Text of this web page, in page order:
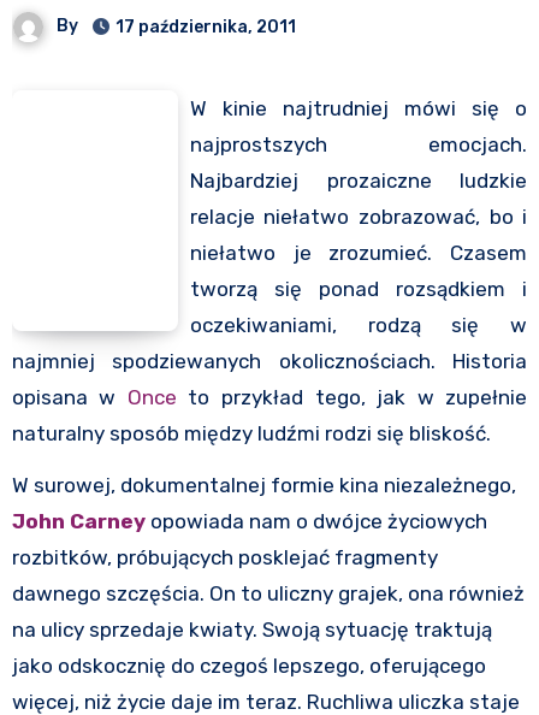
By 17 października, 2011
W kinie najtrudniej mówi się o
najprostszych emocjach.
Najbardziej prozaiczne ludzkie
relacje niełatwo zobrazować, bo i
niełatwo je zrozumieć. Czasem
tworzą się ponad rozsądkiem i
oczekiwaniami, rodzą się w
najmniej spodziewanych okolicznościach. Historia
opisana w Once to przykład tego, jak w zupełnie
naturalny sposób między ludźmi rodzi się bliskość.
W surowej, dokumentalnej formie kina niezależnego,
John Carneyopowiada nam o dwójce życiowych
rozbitków, próbujących posklejać fragmenty
dawnego szczęścia. On to uliczny grajek, ona również
na ulicy sprzedaje kwiaty. Swoją sytuację traktują
jako odskocznię do czegoś lepszego, oferującego
więcej, niż życie daje im teraz. Ruchliwa uliczka staje